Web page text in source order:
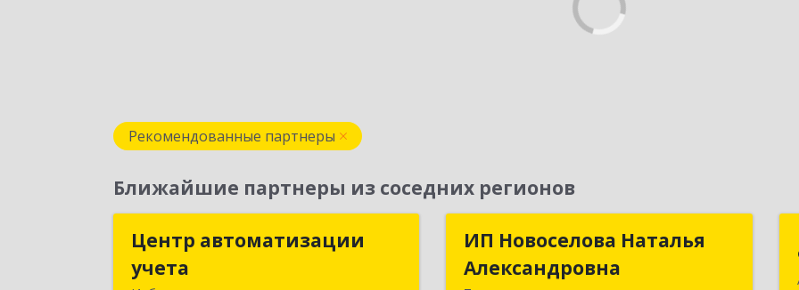
Рекомендованные партнеры
Ближайшие партнеры из соседних регионов
Центр автоматизации
учета
Центр автоматизации
ИП Новоселова Наталья
Александровна
ИП Новоселова Наталья
Александровна